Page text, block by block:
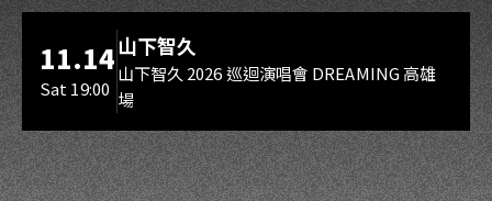
11.14
Sat 19:00
山下智久
山下智久 2026 巡迴演唱會 DREAMING 高雄
場